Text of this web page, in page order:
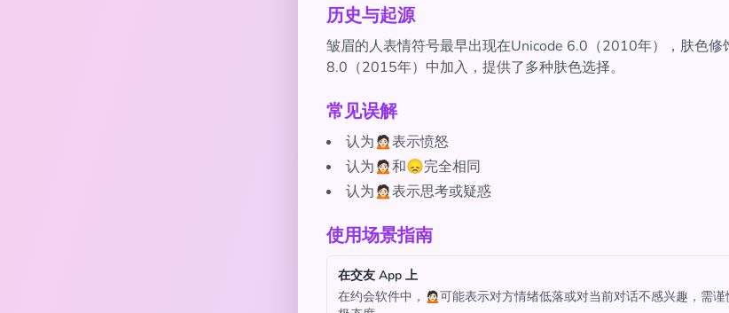
历史与起源
皱眉的人表情符号最早出现在Unicode 6.0（2010年），肤色修
8.0（2015年）中加入，提供了多种肤色选择。
常见误解
认为🙍🏻表示愤怒
认为🙍🏻和😞完全相同
认为🙍🏻表示思考或疑惑
使用场景指南
在交友 App 上
在约会软件中，🙍🏻可能表示对方情绪低落或对当前对话不感兴趣，需